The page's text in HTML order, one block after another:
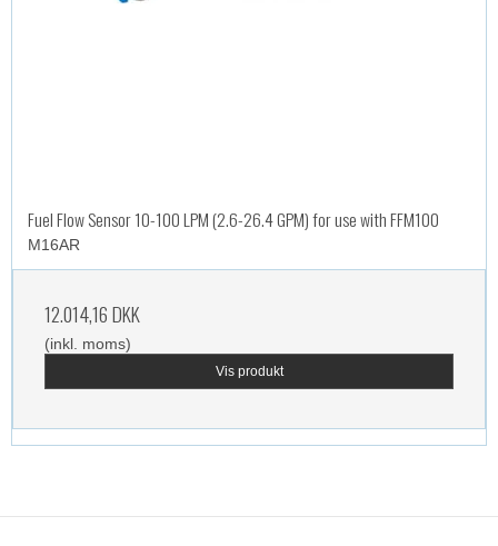
Fuel Flow Sensor 10-100 LPM (2.6-26.4 GPM) for use with FFM100
M16AR
12.014,16 DKK
(inkl. moms)
Vis produkt